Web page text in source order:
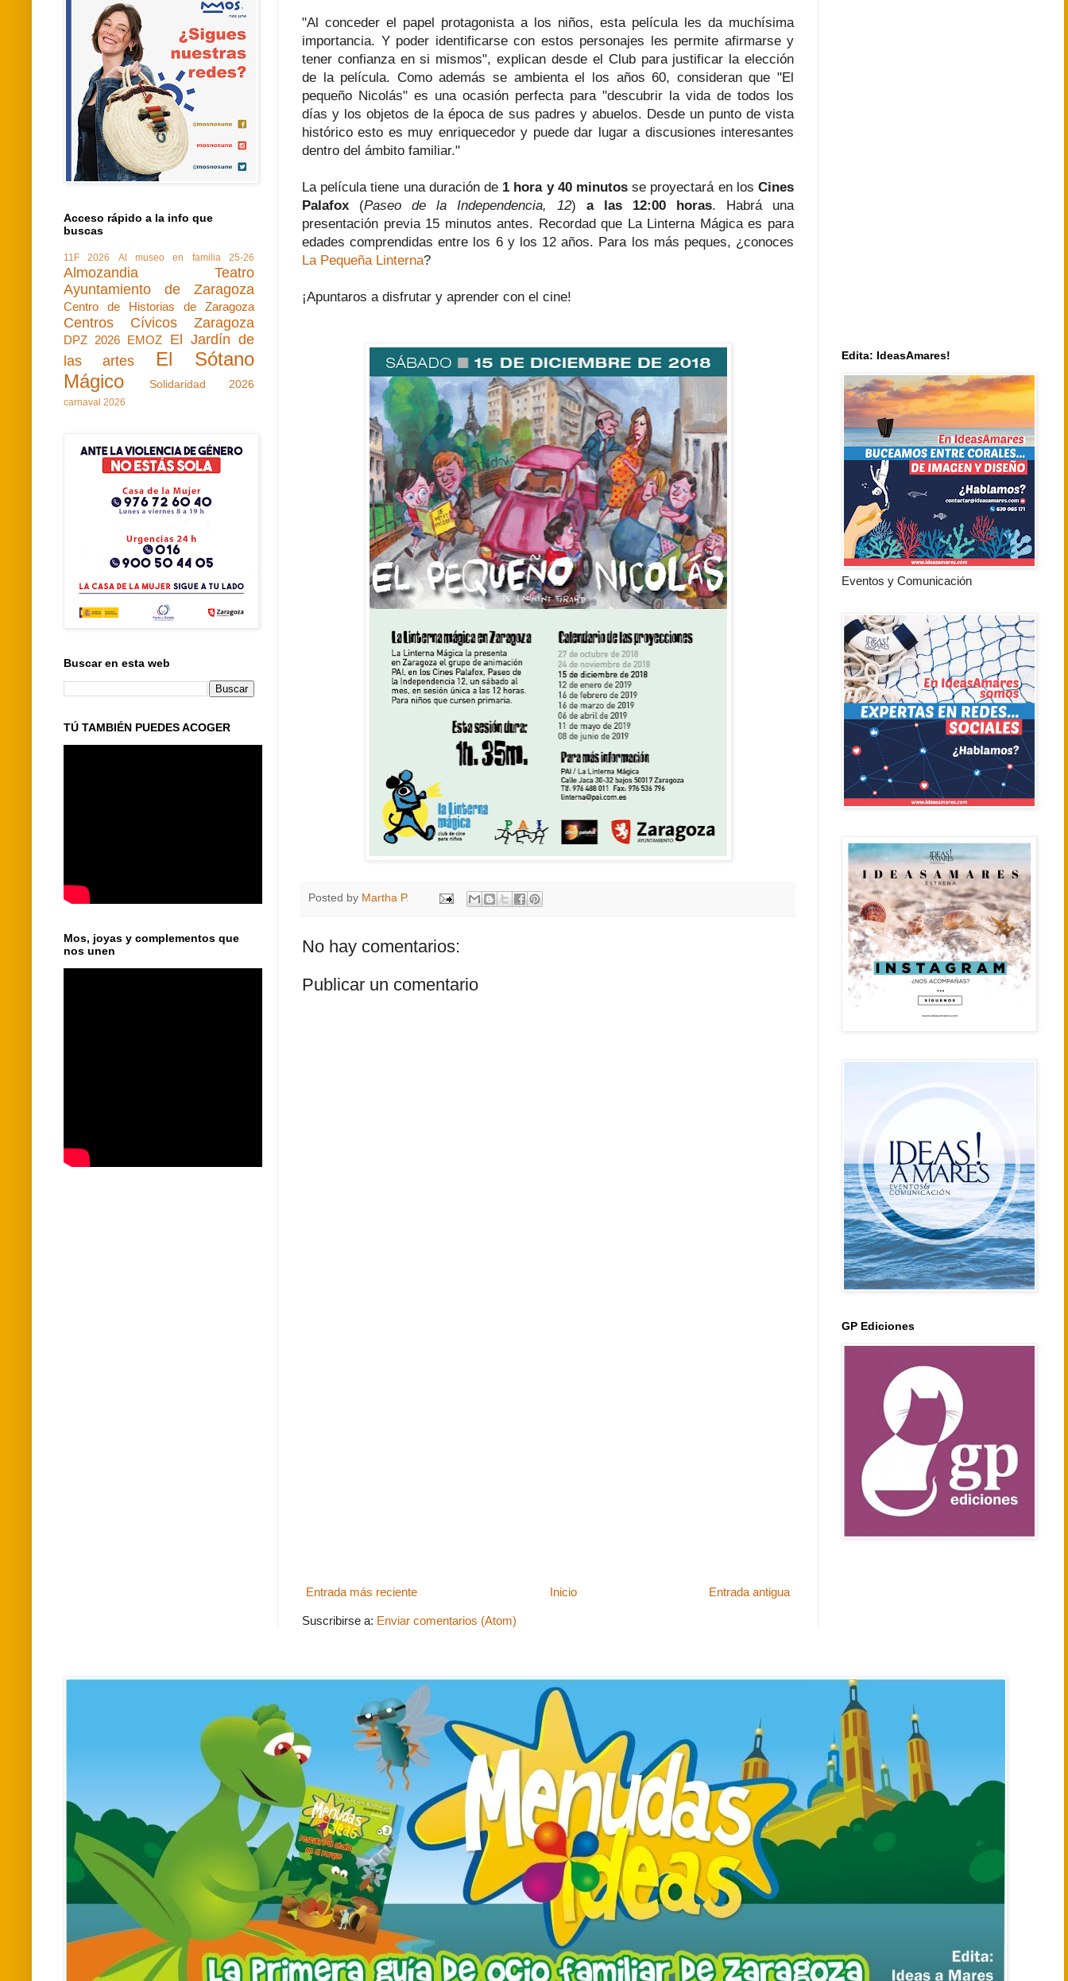
"Al conceder el papel protagonista a los niños, esta película les da muchísima
importancia. Y poder identificarse con estos personajes les permite afirmarse y
tener confianza en si mismos", explican desde el Club para justificar la elección
de la película. Como además se ambienta el los años 60, consideran que "El
pequeño Nicolás" es una ocasión perfecta para "descubrir la vida de todos los
días y los objetos de la época de sus padres y abuelos. Desde un punto de vista
histórico esto es muy enriquecedor y puede dar lugar a discusiones interesantes
dentro del ámbito familiar."
La película tiene una duración de 1 hora y 40 minutos se proyectará en losCines
Palafox (Paseo de la Independencia, 12) a las 12:00 horas. Habrá una
presentación previa 15 minutos antes. Recordad que La Linterna Mágica es para
edades comprendidas entre los 6 y los 12 años. Para los más peques, ¿conoces
La Pequeña Linterna?
¡Apuntaros a disfrutar y aprender con el cine!
Posted by Мartha P.
No hay comentarios:
Publicar un comentario
Entrada más reciente Entrada antigua
Inicio
Suscribirse a: Enviar comentarios (Atom)
Acceso rápido a la info que
buscas
11F 2026 Al museo en familia 25-26
Almozandia Teatro
Ayuntamiento de Zaragoza
Centro de Historias de Zaragoza
Centros Cívicos Zaragoza
DPZ 2026 EMOZ
El Jardín de
las artes
El Sótano
Mágico
Solidaridad 2026
carnaval 2026
Buscar en esta web
TÚ TAMBIÉN PUEDES ACOGER
Mos, joyas y complementos que
nos unen
Edita: IdeasAmares!
Eventos y Comunicación
GP Ediciones